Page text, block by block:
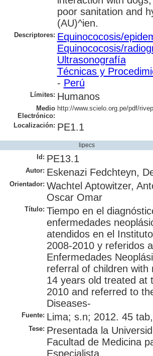
poor sanitation and
(AU)^ien.
Descriptores: Equinococosis/
Equinococosis/
Ultrasonografía
Técnicas y
- Perú
Límites: Humanos
Medio
Electrónico:
http://www.scielo.org.pe/pdf/
Localización: PE1.1
lipecs
Id: PE13.1
Autor: Eskenazi Fedchteyn,
Orientador: Wachtel Aptowitzer,
Oscar Omar
Título: Tiempo en el
enfermedades
atendidos en el
2008-2010 y referidos
Enfermedades
referral of children
14 years old treated at
2010 and referred to
Diseases-
Fuente: Lima; s.n; 2012. 45
Tese: Presentada la
Facultad de Medicina
Especialista.